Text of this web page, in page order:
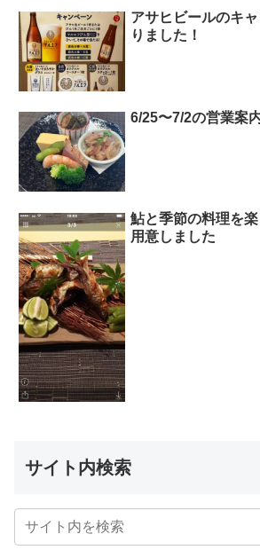
アサヒビールのキ
りました！
6/25〜7/2の営業案
鮎と季節の料理を
用意しました
サイト内検索